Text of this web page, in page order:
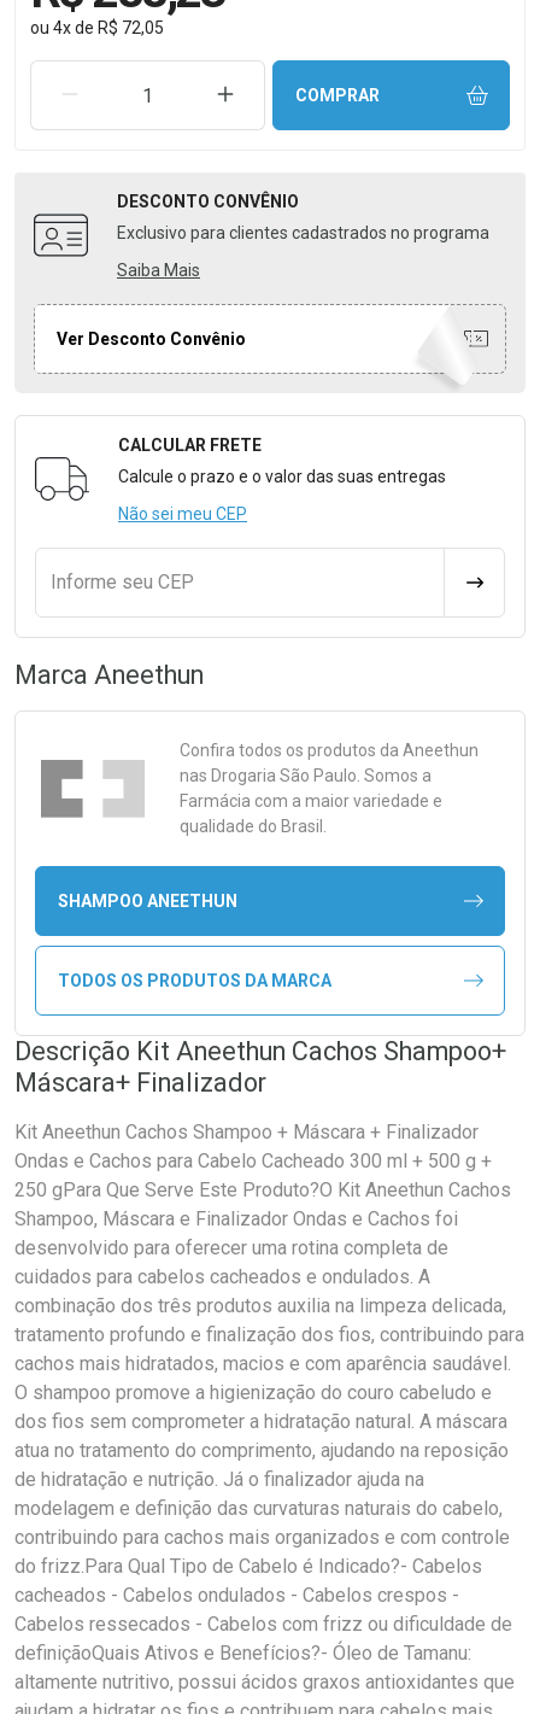
ou 4xde R$ 72,05
REMOVER UMA UNIDADEAUMENTAR UMA UNIDADE
COMPRAR
DESCONTO CONVÊNIO
Exclusivo para clientes cadastrados no programa
Saiba Mais
Ver Desconto Convênio
Formulário para Calcular o Frete
CALCULAR FRETE
Calcule o prazo e o valor das suas entregas
Não sei meu CEP
Informe seu CEP
Marca Aneethun
Confira todos os produtos da Aneethun
nas Drogaria São Paulo. Somos a
Farmácia com a maior variedade e
qualidade do Brasil.
SHAMPOO ANEETHUN
TODOS OS PRODUTOS DA MARCA
Descrição Kit Aneethun Cachos Shampoo+
Máscara+ Finalizador
Kit Aneethun Cachos Shampoo + Máscara + Finalizador
Ondas e Cachos para Cabelo Cacheado 300 ml + 500 g +
250 gPara Que Serve Este Produto?O Kit Aneethun Cachos
Shampoo, Máscara e Finalizador Ondas e Cachos foi
desenvolvido para oferecer uma rotina completa de
cuidados para cabelos cacheados e ondulados. A
combinação dos três produtos auxilia na limpeza delicada,
tratamento profundo e finalização dos fios, contribuindo para
cachos mais hidratados, macios e com aparência saudável.
O shampoo promove a higienização do couro cabeludo e
dos fios sem comprometer a hidratação natural. A máscara
atua no tratamento do comprimento, ajudando na reposição
de hidratação e nutrição. Já o finalizador ajuda na
modelagem e definição das curvaturas naturais do cabelo,
contribuindo para cachos mais organizados e com controle
do frizz.Para Qual Tipo de Cabelo é Indicado?- Cabelos
cacheados - Cabelos ondulados - Cabelos crespos -
Cabelos ressecados - Cabelos com frizz ou dificuldade de
definiçãoQuais Ativos e Benefícios?- Óleo de Tamanu:
altamente nutritivo, possui ácidos graxos antioxidantes que